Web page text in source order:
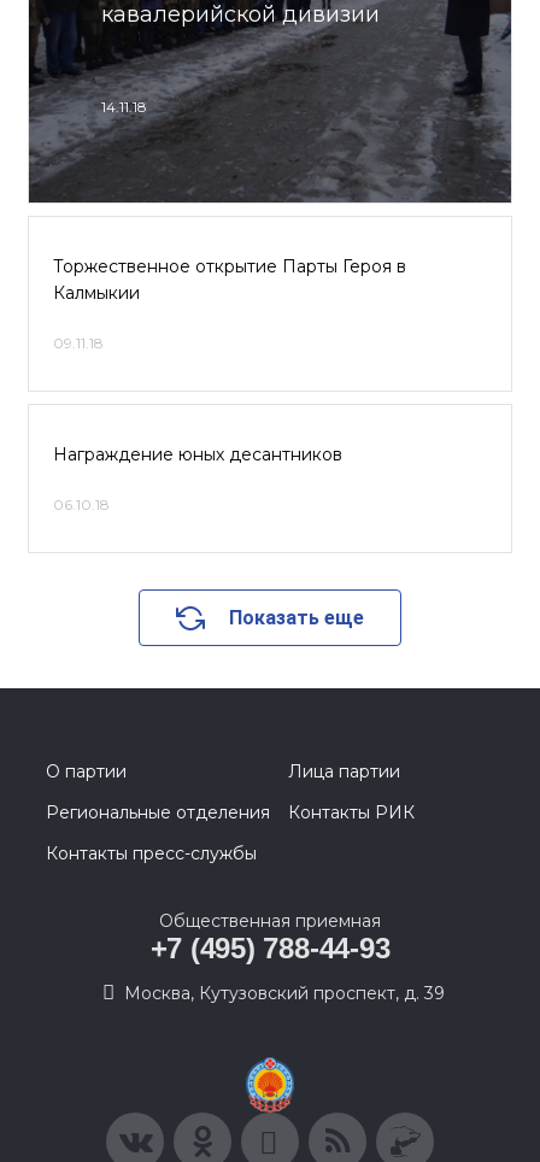
кавалерийской дивизии
14.11.18
Торжественное открытие Парты Героя в
Калмыкии
09.11.18
Награждение юных десантников
06.10.18
Показать еще
О партии
Лица партии
Региональные отделения
Контакты РИК
Контакты пресс-службы
Общественная приемная
+7 (495) 788-44-93
Москва, Кутузовский проспект, д. 39